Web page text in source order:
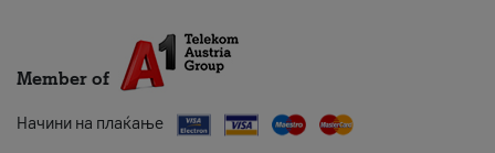
Member of
Начини на плаќање